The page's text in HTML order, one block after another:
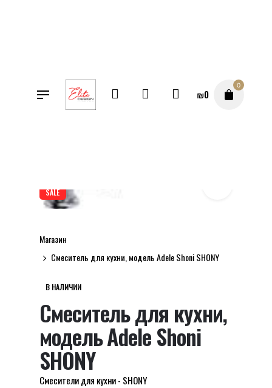
₪0
0
SALE
Магазин
Смеситель для кухни, модель Adele Shoni SHONY
В НАЛИЧИИ
Смеситель для кухни,
модель Adele Shoni
SHONY
Смесители для кухни - SHONY